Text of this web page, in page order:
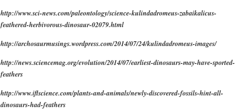
http://www.sci-news.com/paleontology/science-kulindadromeus-zabaikalicus-
feathered-herbivorous-dinosaur-02079.html
http://archosaurmusings.wordpress.com/2014/07/24/kulindadromeus-images/
http://news.sciencemag.org/evolution/2014/07/earliest-dinosaurs-may-have-sported-
feathers
http://www.iflscience.com/plants-and-animals/newly-discovered-fossils-hint-all-
dinosaurs-had-feathers